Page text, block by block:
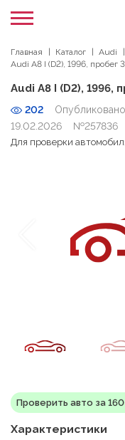
Главная Каталог Audi
Audi A8 I (D2), 1996, пробег
Audi A8 I (D2), 1996,
202
Опубликовано
19.02.2026
№257836
Для проверки
Проверить авто за
Характеристики